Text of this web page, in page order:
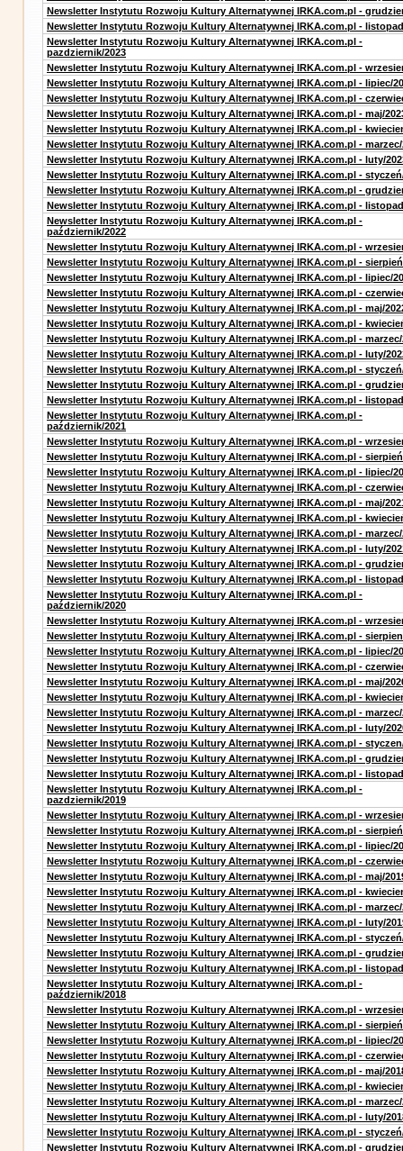
Newsletter Instytutu Rozwoju Kultury Alternatywnej IRKA.com.pl -
Newsletter Instytutu Rozwoju Kultury Alternatywnej IRKA.com.pl -
Newsletter Instytutu Rozwoju Kultury Alternatywnej IRKA.com.pl -
pazdziernik/2023
Newsletter Instytutu Rozwoju Kultury Alternatywnej IRKA.com.pl -
Newsletter Instytutu Rozwoju Kultury Alternatywnej IRKA.com.pl - lipiec/
Newsletter Instytutu Rozwoju Kultury Alternatywnej IRKA.com.pl -
Newsletter Instytutu Rozwoju Kultury Alternatywnej IRKA.com.pl - maj/
Newsletter Instytutu Rozwoju Kultury Alternatywnej IRKA.com.pl -
Newsletter Instytutu Rozwoju Kultury Alternatywnej IRKA.com.pl - marzec/
Newsletter Instytutu Rozwoju Kultury Alternatywnej IRKA.com.pl - luty/
Newsletter Instytutu Rozwoju Kultury Alternatywnej IRKA.com.pl -
Newsletter Instytutu Rozwoju Kultury Alternatywnej IRKA.com.pl -
Newsletter Instytutu Rozwoju Kultury Alternatywnej IRKA.com.pl -
Newsletter Instytutu Rozwoju Kultury Alternatywnej IRKA.com.pl -
październik/2022
Newsletter Instytutu Rozwoju Kultury Alternatywnej IRKA.com.pl -
Newsletter Instytutu Rozwoju Kultury Alternatywnej IRKA.com.pl -
Newsletter Instytutu Rozwoju Kultury Alternatywnej IRKA.com.pl - lipiec/
Newsletter Instytutu Rozwoju Kultury Alternatywnej IRKA.com.pl -
Newsletter Instytutu Rozwoju Kultury Alternatywnej IRKA.com.pl - maj/
Newsletter Instytutu Rozwoju Kultury Alternatywnej IRKA.com.pl -
Newsletter Instytutu Rozwoju Kultury Alternatywnej IRKA.com.pl - marzec/
Newsletter Instytutu Rozwoju Kultury Alternatywnej IRKA.com.pl - luty/
Newsletter Instytutu Rozwoju Kultury Alternatywnej IRKA.com.pl -
Newsletter Instytutu Rozwoju Kultury Alternatywnej IRKA.com.pl -
Newsletter Instytutu Rozwoju Kultury Alternatywnej IRKA.com.pl -
Newsletter Instytutu Rozwoju Kultury Alternatywnej IRKA.com.pl -
październik/2021
Newsletter Instytutu Rozwoju Kultury Alternatywnej IRKA.com.pl -
Newsletter Instytutu Rozwoju Kultury Alternatywnej IRKA.com.pl -
Newsletter Instytutu Rozwoju Kultury Alternatywnej IRKA.com.pl - lipiec/
Newsletter Instytutu Rozwoju Kultury Alternatywnej IRKA.com.pl -
Newsletter Instytutu Rozwoju Kultury Alternatywnej IRKA.com.pl - maj/
Newsletter Instytutu Rozwoju Kultury Alternatywnej IRKA.com.pl -
Newsletter Instytutu Rozwoju Kultury Alternatywnej IRKA.com.pl - marzec/
Newsletter Instytutu Rozwoju Kultury Alternatywnej IRKA.com.pl - luty/
Newsletter Instytutu Rozwoju Kultury Alternatywnej IRKA.com.pl -
Newsletter Instytutu Rozwoju Kultury Alternatywnej IRKA.com.pl -
Newsletter Instytutu Rozwoju Kultury Alternatywnej IRKA.com.pl -
październik/2020
Newsletter Instytutu Rozwoju Kultury Alternatywnej IRKA.com.pl -
Newsletter Instytutu Rozwoju Kultury Alternatywnej IRKA.com.pl -
Newsletter Instytutu Rozwoju Kultury Alternatywnej IRKA.com.pl - lipiec/
Newsletter Instytutu Rozwoju Kultury Alternatywnej IRKA.com.pl -
Newsletter Instytutu Rozwoju Kultury Alternatywnej IRKA.com.pl - maj/
Newsletter Instytutu Rozwoju Kultury Alternatywnej IRKA.com.pl -
Newsletter Instytutu Rozwoju Kultury Alternatywnej IRKA.com.pl - marzec/
Newsletter Instytutu Rozwoju Kultury Alternatywnej IRKA.com.pl - luty/
Newsletter Instytutu Rozwoju Kultury Alternatywnej IRKA.com.pl -
Newsletter Instytutu Rozwoju Kultury Alternatywnej IRKA.com.pl -
Newsletter Instytutu Rozwoju Kultury Alternatywnej IRKA.com.pl -
Newsletter Instytutu Rozwoju Kultury Alternatywnej IRKA.com.pl -
pazdziernik/2019
Newsletter Instytutu Rozwoju Kultury Alternatywnej IRKA.com.pl -
Newsletter Instytutu Rozwoju Kultury Alternatywnej IRKA.com.pl -
Newsletter Instytutu Rozwoju Kultury Alternatywnej IRKA.com.pl - lipiec/
Newsletter Instytutu Rozwoju Kultury Alternatywnej IRKA.com.pl -
Newsletter Instytutu Rozwoju Kultury Alternatywnej IRKA.com.pl - maj/
Newsletter Instytutu Rozwoju Kultury Alternatywnej IRKA.com.pl -
Newsletter Instytutu Rozwoju Kultury Alternatywnej IRKA.com.pl - marzec/
Newsletter Instytutu Rozwoju Kultury Alternatywnej IRKA.com.pl - luty/
Newsletter Instytutu Rozwoju Kultury Alternatywnej IRKA.com.pl -
Newsletter Instytutu Rozwoju Kultury Alternatywnej IRKA.com.pl -
Newsletter Instytutu Rozwoju Kultury Alternatywnej IRKA.com.pl -
Newsletter Instytutu Rozwoju Kultury Alternatywnej IRKA.com.pl -
październik/2018
Newsletter Instytutu Rozwoju Kultury Alternatywnej IRKA.com.pl -
Newsletter Instytutu Rozwoju Kultury Alternatywnej IRKA.com.pl -
Newsletter Instytutu Rozwoju Kultury Alternatywnej IRKA.com.pl - lipiec/
Newsletter Instytutu Rozwoju Kultury Alternatywnej IRKA.com.pl -
Newsletter Instytutu Rozwoju Kultury Alternatywnej IRKA.com.pl - maj/
Newsletter Instytutu Rozwoju Kultury Alternatywnej IRKA.com.pl -
Newsletter Instytutu Rozwoju Kultury Alternatywnej IRKA.com.pl - marzec/
Newsletter Instytutu Rozwoju Kultury Alternatywnej IRKA.com.pl - luty/
Newsletter Instytutu Rozwoju Kultury Alternatywnej IRKA.com.pl -
Newsletter Instytutu Rozwoju Kultury Alternatywnej IRKA.com.pl -